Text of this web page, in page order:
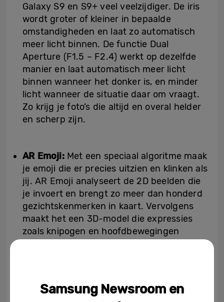
Galaxy S9 en S9+ veel veelzijdiger. De iris
wordt groter of kleiner in bepaalde
omstandigheden en laat zo automatisch
meer licht binnen. De functie Dual
Aperture (F1.5 – F2.4) werkt op dezelfde
manier en laat automatisch meer licht
binnen wanneer het donker is, en minder
licht wanneer de situatie daar om vraagt.
Zo krijg je foto’s die altijd en overal helder
en scherp zijn.
AR Emoji:Met een speciaal algoritme maak
je emoji die er precies uitzien en klinken als
jij. AR Emoji analyseert de 2D beelden die
je invoert en brengt zo meer dan honderd
gezichtskenmerken in kaart. Vervolgens
maakt het een 3D-model die expressies
zoals knipogen en hoofdbewegingen
WhatsApp.
Samsung Newsroom en